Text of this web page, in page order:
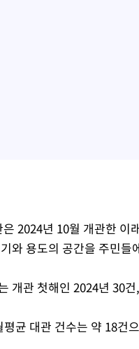
은 2024년 10월 개관한
와 용도의 공간을 주민들
개관 첫해인 2024년 30
균 대관 건수는 약 18건